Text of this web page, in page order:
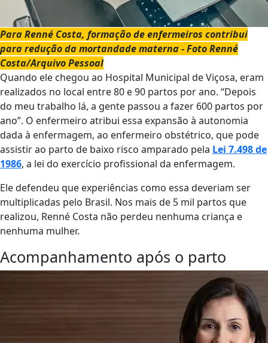
Para Renné Costa, formação de enfermeiros contribui
para redução da mortandade materna - Foto Renné
Costa/Arquivo Pessoal
Quando ele chegou ao Hospital Municipal de Viçosa, eram
realizados no local entre 80 e 90 partos por ano. “Depois
do meu trabalho lá, a gente passou a fazer 600 partos por
ano”. O enfermeiro atribui essa expansão à autonomia
dada à enfermagem, ao enfermeiro obstétrico, que pode
assistir ao parto de baixo risco amparado pela Lei 7.498 de
1986, a lei do exercício profissional da enfermagem.
Ele defendeu que experiências como essa deveriam ser
multiplicadas pelo Brasil. Nos mais de 5 mil partos que
realizou, Renné Costa não perdeu nenhuma criança e
nenhuma mulher.
Acompanhamento após o parto